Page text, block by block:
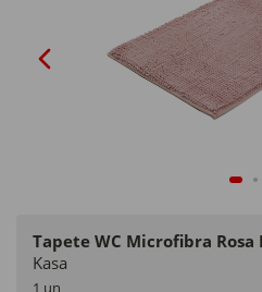
Tapete WC Microfibra Rosa
Kasa
1 un